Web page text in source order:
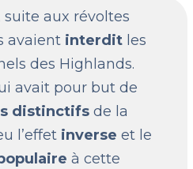
suite aux révoltes
avaient interdit les
des Highlands.
avait pour but de
distinctifs de la
l’effet inverseet le
à cette